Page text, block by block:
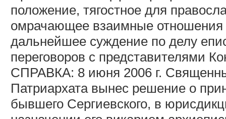
положение, тягостное для
омрачающее взаимные отношения
дальнейшее суждение по делу
переговоров с представителями
СПРАВКА: 8 июня 2006 г.
Патриархата вынес решение о
бывшего Сергиевского, в